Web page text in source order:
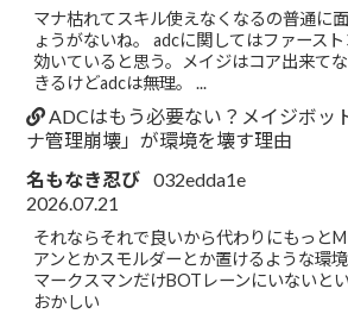
マナ枯れてスキル使えなくなるの普通に
ょうがないね。 adcに関してはファース
効いていると思う。メイジはコア出来て
きるけどadcは無理。 ...
ADCはもう必要ない？メイジボッ
ナ管理崩壊」が環境を壊す理由
名もなき忍び 032edda1e
2026.07.21
それならそれで良いから代わりにもっと
アンとかスモルダーとか置けるような環
マークスマンだけBOTレーンにいないと
おかしい